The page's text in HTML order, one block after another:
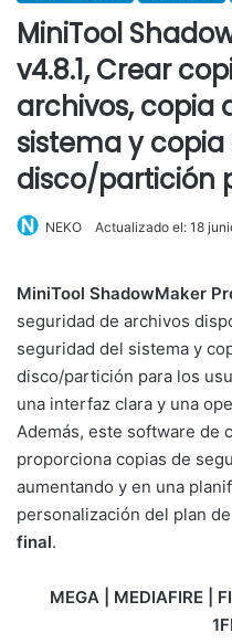
MiniTool
v4.8.1, Crear
archivos, copia
sistema y
disco/partición
NEKO Actualizado el: 18
MiniTool ShadowMaker
seguridad de archivos
seguridad del sistema y
disco/partición para los
una interfaz clara y una
Además, este software de
proporciona copias de
aumentando y en una
personalización del plan
final.
MEGA | MEDIAFIRE |